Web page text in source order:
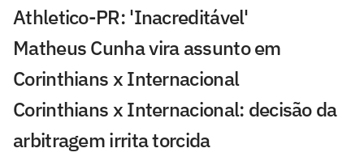
Athletico-PR: 'Inacreditável'
Matheus Cunha vira assunto em
Corinthians x Internacional
Corinthians x Internacional: decisão da
arbitragem irrita torcida